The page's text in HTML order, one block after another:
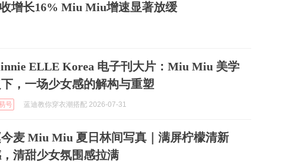
增长16% Miu Miu增速显著放缓
ELLE Korea 电子刊大片：Miu Miu 美学
，一场少女感的解构与重塑
号 蓝迪教你穿衣潮搭配 2026-07-31
麦 Miu Miu 夏日林间写真｜满屏柠檬清新
清甜少女氛围感拉满